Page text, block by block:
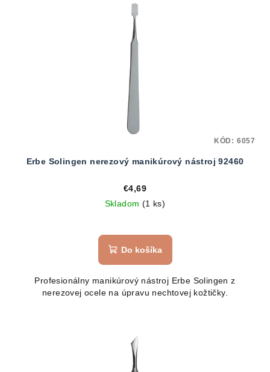
Erbe Solingen nerezový manikúrový nástroj 92460
€4,69
Skladom (1 ks)
Do košíka
Profesionálny manikúrový nástroj Erbe Solingen z
nerezovej ocele na úpravu nechtovej kožtičky.
KÓD: 6057